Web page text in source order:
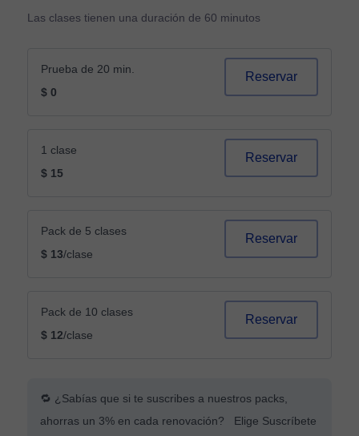
Las clases tienen una duración de 60 minutos
Prueba de 20 min.
$ 0
Reservar
1 clase
$ 15
Reservar
Pack de 5 clases
$ 13/clase
Reservar
Pack de 10 clases
$ 12/clase
Reservar
🔁 ¿Sabías que si te suscribes a nuestros packs,
ahorras un 3% en cada renovación? Elige Suscríbete